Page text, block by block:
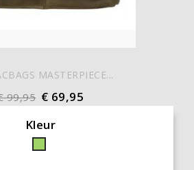
MASTERPIECE...
99,95 € 69,95
Kleur
Groen